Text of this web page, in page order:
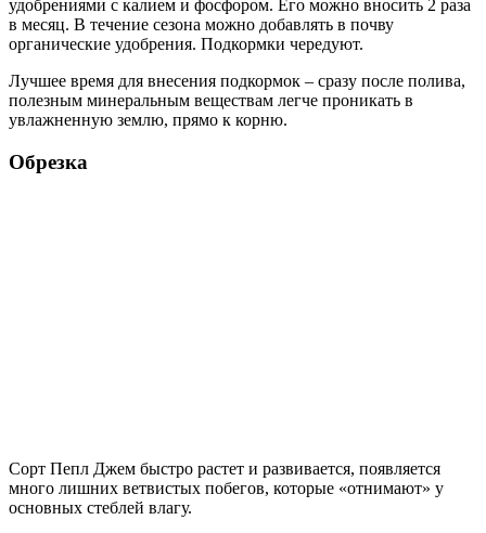
удобрениями с калием и фосфором. Его можно вносить 2 раза
в месяц. В течение сезона можно добавлять в почву
органические удобрения. Подкормки чередуют.
Лучшее время для внесения подкормок – сразу после полива,
полезным минеральным веществам легче проникать в
увлажненную землю, прямо к корню.
Обрезка
Сорт Пепл Джем быстро растет и развивается, появляется
много лишних ветвистых побегов, которые «отнимают» у
основных стеблей влагу.